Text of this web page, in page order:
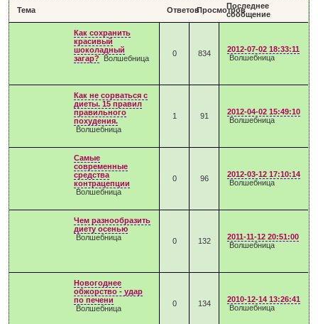
Тема ОтветовПросмотровПоследнее
сообщение
Как сохранить
красивый
шоколадный
загар?
Волшебница
0 834
2012-07-02 18:33:11
Волшебница
Как не сорваться с
диеты. 15 правил
правильного
похудения.
Волшебница
1 91
2012-04-02 15:49:10
Волшебница
Самые
современные
средства
контрацепции
Волшебница
0 96
2012-03-12 17:10:14
Волшебница
Чем разнообразить
диету осенью
Волшебница
0 132
2011-11-12 20:51:00
Волшебница
Новогоднее
обжорство - удар
по печени
Волшебница
0 134
2010-12-14 13:26:41
Волшебница